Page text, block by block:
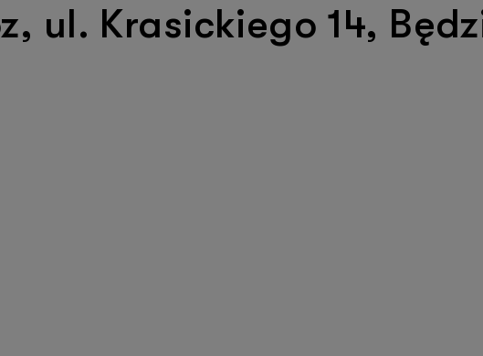
ul. Krasickiego 14,